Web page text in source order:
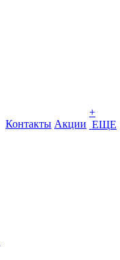
Контакты Акции
+
ЕЩЕ